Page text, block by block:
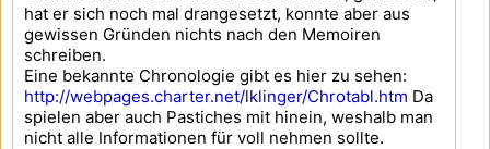
hat er sich noch mal drangesetzt, konnte aber aus
gewissen Gründen nichts nach den Memoiren
schreiben.
Eine bekannte Chronologie gibt es hier zu sehen:
http://webpages.charter.net/lklinger/Chrotabl.htm Da
spielen aber auch Pastiches mit hinein, weshalb man
nicht alle Informationen für voll nehmen sollte.